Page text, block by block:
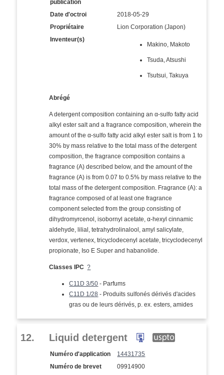
publication
Date d'octroi
2018-05-29
Propriétaire
Lion Corporation (Japon)
Inventeur(s)
Makino, Makoto
Tsuda, Atsushi
Tsutsui, Takuya
Abrégé
A detergent composition containing an α-sulfo fatty acid
alkyl ester salt and a fragrance composition, wherein the
amount of the α-sulfo fatty acid alkyl ester salt is from 1 to
30% by mass relative to the total mass of the detergent
composition, the fragrance composition contains a
fragrance (A) described below, and the amount of the
fragrance (A) is from 0.07 to 0.5% by mass relative to the
total mass of the detergent composition. Fragrance (A): a
fragrance composed of at least one fragrance
component selected from the group consisting of
dihydromyrcenol, isobornyl acetate, α-hexyl cinnamic
aldehyde, lilial, tetrahydrolinalool, amyl salicylate,
verdox, vertenex, tricyclodecenyl acetate, tricyclodecenyl
propionate, Iso E Super and habanolide.
Classes IPC ?
C11D 3/50 - Parfums
C11D 1/28 - Produits sulfonés dérivés d'acides
gras ou de leurs dérivés, p. ex. esters, amides
12. Liquid detergent
Numéro d'application
14431735
Numéro de brevet
09914900